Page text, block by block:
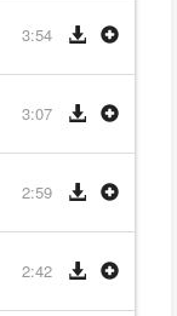
3:54
3:07
2:59
2:42